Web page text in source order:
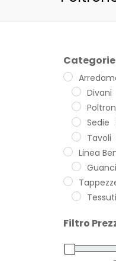
Divani
Sedie
Tavoli
Linea
Filtro